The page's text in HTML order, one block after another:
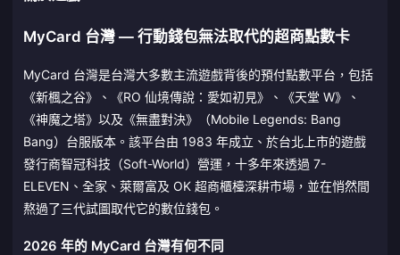
MyCard 台灣 — 行動錢包無法取代的超商點數卡
MyCard 台灣是台灣大多數主流遊戲背後的預付點數平台，包括
《新楓之谷》、《RO 仙境傳說：愛如初見》、《天堂 W》、
《神魔之塔》以及《無盡對決》（Mobile Legends: Bang
Bang）台服版本。該平台由 1983 年成立、於台北上市的遊戲
發行商智冠科技（Soft-World）營運，十多年來透過 7-
ELEVEN、全家、萊爾富及 OK 超商櫃檯深耕市場，並在悄然間
熬過了三代試圖取代它的數位錢包。
2026 年的 MyCard 台灣有何不同